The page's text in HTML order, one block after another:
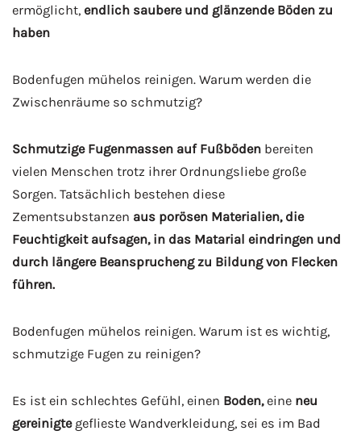
ermöglicht, endlich saubere und glänzende Böden zu
haben
Bodenfugen mühelos reinigen. Warum werden die
Zwischenräume so schmutzig?
Schmutzige Fugenmassen auf Fußböden bereiten
vielen Menschen trotz ihrer Ordnungsliebe große
Sorgen. Tatsächlich bestehen diese
Zementsubstanzen aus porösen Materialien, die
Feuchtigkeit aufsagen, in das Matarial eindringen und
durch längere Beansprucheng zu Bildung von Flecken
führen.
Bodenfugen mühelos reinigen. Warum ist es wichtig,
schmutzige Fugen zu reinigen?
Es ist ein schlechtes Gefühl, einen Boden,eine neu
gereinigtegeflieste Wandverkleidung, sei es im Bad